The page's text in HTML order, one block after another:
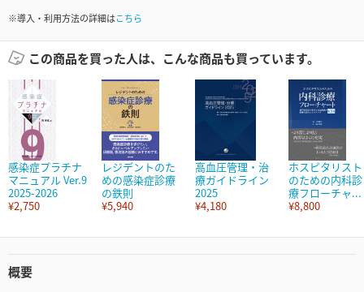
※導入・利用方法の詳細はこちら
この商品を買った人は、こんな商品も買っています。
感染症プラチナ
マニュアル Ver.9
2025-2026
¥2,750
レジデントのた
めの感染症診療
の鉄則
¥5,940
高血圧管理・治
療ガイドライン
2025
¥4,180
ホスピタリスト
のための内科診
療フローチャ...
¥8,800
概要